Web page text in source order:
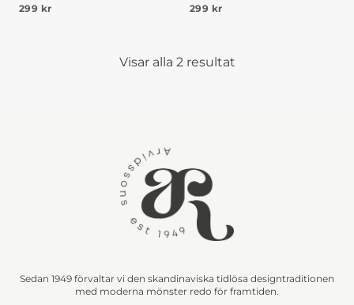
299 kr 299 kr
Visar alla 2 resultat
Sedan 1949 förvaltar vi den skandinaviska tidlösa designtraditionen
med moderna mönster redo för framtiden.